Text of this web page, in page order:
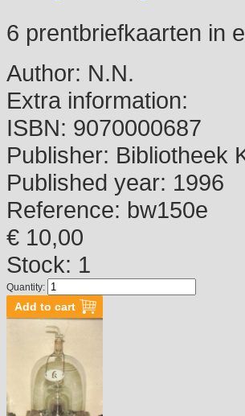
6 prentbriefkaarten in
Author: N.N.
Extra information:
ISBN: 9070000687
Publisher: Bibliotheek
Published year: 1996
Reference: bw150e
€ 10,00
Stock: 1
Quantity: